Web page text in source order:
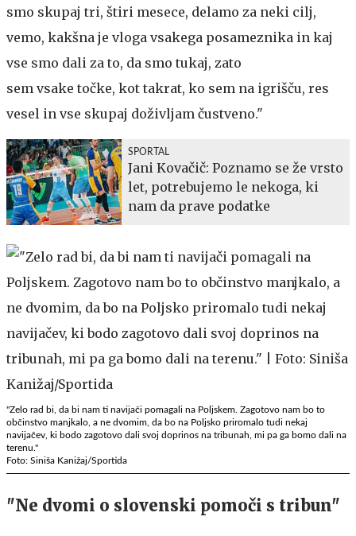
smo skupaj tri, štiri mesece, delamo za neki cilj,
vemo, kakšna je vloga vsakega posameznika in kaj
vse smo dali za to, da smo tukaj, zato
sem vsake točke, kot takrat, ko sem na igrišču, res
vesel in vse skupaj doživljam čustveno."
SPORTAL
Jani Kovačič: Poznamo se že vrsto
let, potrebujemo le nekoga, ki
nam da prave podatke
"Zelo rad bi, da bi nam ti navijači pomagali na Poljskem. Zagotovo nam bo to
občinstvo manjkalo, a ne dvomim, da bo na Poljsko priromalo tudi nekaj
navijačev, ki bodo zagotovo dali svoj doprinos na tribunah, mi pa ga bomo dali na
terenu."
Foto: Siniša Kanižaj/Sportida
"Ne dvomi o slovenski pomoči s tribun"